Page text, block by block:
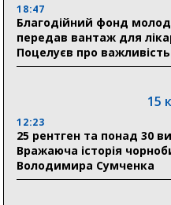
Пенсійному фонді
людям
11:00
30
19:38
Сумська клінічна
18:47
Благодійний фонд
передав вантаж для
Поцелуєв про
15
12:23
25 рентген та понад 30
Вражаюча історія
Володимира Сумченка